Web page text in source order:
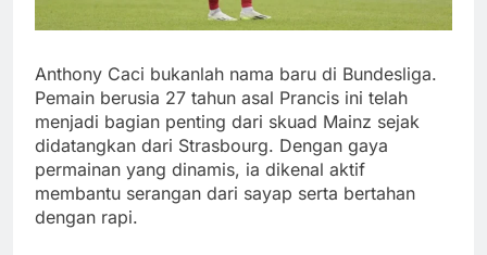
Anthony Caci bukanlah nama baru di Bundesliga.
Pemain berusia 27 tahun asal Prancis ini telah
menjadi bagian penting dari skuad Mainz sejak
didatangkan dari Strasbourg. Dengan gaya
permainan yang dinamis, ia dikenal aktif
membantu serangan dari sayap serta bertahan
dengan rapi.